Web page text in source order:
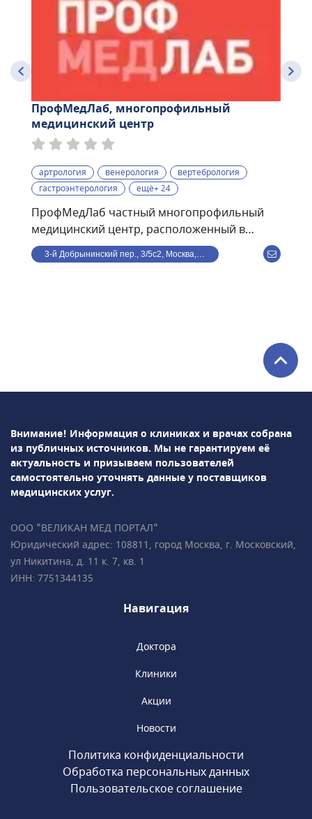
ПрофМедЛаб, многопрофильный
медицинский центр
артрология венерология
вертебрология
гастроэнтерология
ещё+ 24
ПрофМедЛаб частный многопрофильный
медицинский центр, расположенный в
центре Москвы, в 8 минутах ходьбы от ст. м.
Улица 1905 года. В клинике ведут прием по
эндокринология и др. Среди используемых в
клинике методов диагностики: УЗИ, рентген,
ПрофМедЛаб можно пройти профосмотр и
оформить медицинскую книжку.
3-й Добрынинский пер., 3/5с2, Москва, Россия
Внимание! Информация о клиниках и врачах собрана
из публичных источников. Мы не гарантируем её
актуальность и призываем пользователей
самостоятельно уточнять данные у поставщиков
медицинских услуг.
ООО "ВЕЛИКАН МЕД ПОРТАЛ"
Юридический адрес: 108811, город Москва, г. Московский,
ул Никитина, д. 11 к. 7, кв. 1
ИНН: 7751344135
Навигация
Доктора
Клиники
Акции
Новости
Политика конфиденциальности
Обработка персональных данных
Пользовательское соглашение